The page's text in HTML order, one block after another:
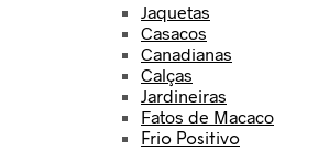
Jaquetas
Casacos
Canadianas
Calças
Jardineiras
Fatos de Macaco
Frio Positivo